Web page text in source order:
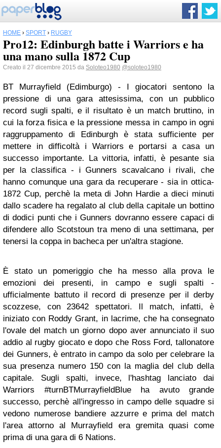
HOME › SPORT › RUGBY
Pro12: Edinburgh batte i Warriors e ha
una mano sulla 1872 Cup
Creato il 27 dicembre 2015 da Soloteo1980 @soloteo1980
BT Murrayfield (Edimburgo) - I giocatori sentono la
pressione di una gara attesissima, con un pubblico
record sugli spalti, e il risultato è un match bruttino, in
cui la forza fisica e la pressione messa in campo in ogni
raggruppamento di Edinburgh è stata sufficiente per
mettere in difficoltà i Warriors e portarsi a casa un
successo importante. La vittoria, infatti, è pesante sia
per la classifica - i Gunners scavalcano i rivali, che
hanno comunque una gara da recuperare - sia in ottica-
1872 Cup, perchè la meta di John Hardie a dieci minuti
dallo scadere ha regalato al club della capitale un bottino
di dodici punti che i Gunners dovranno essere capaci di
difendere allo Scotstoun tra meno di una settimana, per
tenersi la coppa in bacheca per un'altra stagione.
È stato un pomeriggio che ha messo alla prova le
emozioni dei presenti, in campo e sugli spalti -
ufficialmente battuto il record di presenze per il derby
scozzese, con 23642 spettatori. Il match, infatti, è
iniziato con Roddy Grant, in lacrime, che ha consegnato
l'ovale del match un giorno dopo aver annunciato il suo
addio al rugby giocato e dopo che Ross Ford, tallonatore
dei Gunners, è entrato in campo da solo per celebrare la
sua presenza numero 150 con la maglia del club della
capitale. Sugli spalti, invece, l'hashtag lanciato dai
Warriors #turnBTMurrayfieldBlue ha avuto grande
successo, perchè all'ingresso in campo delle squadre si
vedono numerose bandiere azzurre e prima del match
l'area attorno al Murrayfield era gremita quasi come
prima di una gara di 6 Nations.